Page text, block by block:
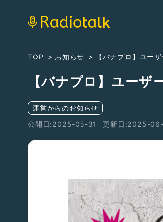
TOP お知らせ 【バナプロ】ユー
【バナプロ】ユーザ
運営からのお知らせ
公開日:2025-05-31
更新日:2025-